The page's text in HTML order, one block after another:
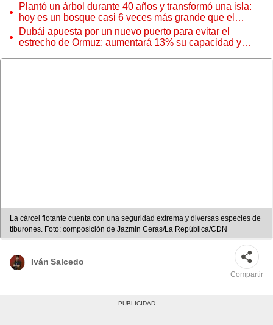
Plantó un árbol durante 40 años y transformó una isla:
hoy es un bosque casi 6 veces más grande que el
Parque de las Leyendas
Dubái apuesta por un nuevo puerto para evitar el
estrecho de Ormuz: aumentará 13% su capacidad y
La cárcel flotante cuenta con una seguridad extrema y diversas especies de
tiburones. Foto: composición de Jazmin Ceras/La República/CDN
Iván Salcedo
Compartir